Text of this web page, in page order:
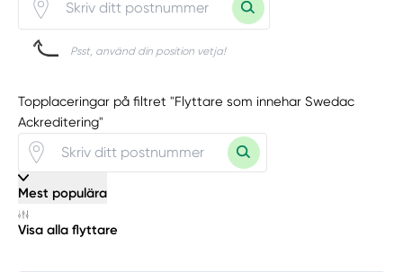
Psst, använd din position vetja!
Topplaceringar på filtret "Flyttare som innehar Swedac
Ackreditering"
Mest populära
Visa alla flyttare